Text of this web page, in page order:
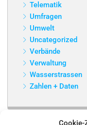
Cookie-
Telematik
Umfragen
Umwelt
Uncategorized
Verbände
Verwaltung
Wasserstrassen
Zahlen + Daten